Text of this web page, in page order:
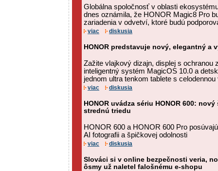
Globálna spoločnosť v oblasti
dnes oznámila, že HONOR Magic8 Pro
zariadenia v odvetví, ktoré budú
viac diskusia
HONOR predstavuje nový, elegantný a
Zažite vlajkový dizajn, displej s ochranou
inteligentný systém MagicOS 10.0 a
jednom ultra tenkom tablete s
viac diskusia
HONOR uvádza sériu HONOR 600:
strednú triedu
HONOR 600 a HONOR 600 Pro
AI fotografii a špičkovej odolnosti
viac diskusia
Slováci si v online bezpečnosti veria,
ôsmy už naletel falošnému e-shopu